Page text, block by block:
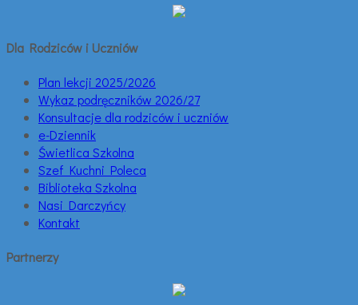
Dla Rodziców i Uczniów
Plan lekcji 2025/2026
Wykaz podręczników 2026/27
Konsultacje dla rodziców i uczniów
e-Dziennik
Świetlica Szkolna
Szef Kuchni Poleca
Biblioteka Szkolna
Nasi Darczyńcy
Kontakt
Partnerzy